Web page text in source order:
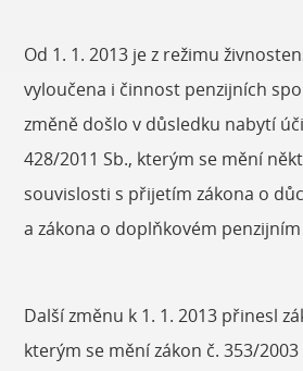
Od 1. 1. 2013 je z režimu
vyloučena i činnost penzijních
změně došlo v důsledku nabytí
428/2011 Sb., kterým se mění
souvislosti s přijetím zákona o
a zákona o doplňkovém
Další změnu k 1. 1. 2013 přinesl
kterým se mění zákon č. 353/